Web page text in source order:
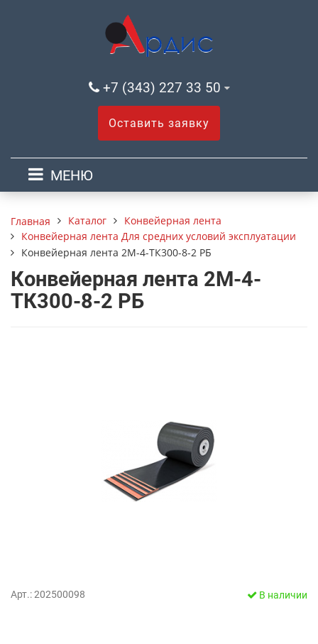
+7 (343) 227 33 50
Оставить заявку
МЕНЮ
Главная Каталог
Конвейерная лента
Конвейерная лента Для средних условий эксплуатации
Конвейерная лента 2М-4-ТК300-8-2 РБ
Конвейерная лента 2М-4-
ТК300-8-2 РБ
Арт.: 202500098 В наличии